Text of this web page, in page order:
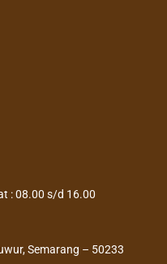
: 08.00 s/d 16.00
Semarang – 50233